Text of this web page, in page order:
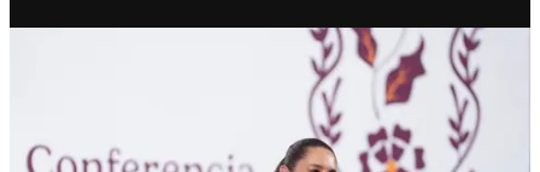
RECIENTE